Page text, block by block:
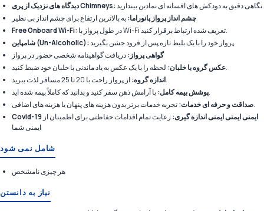
دیدگاه های نزدیک از پری Chimneys:
نگاهی دقیق به دودکش های افسانه ای نمادین بیندازید.
چشم انداز پرواز پانوراما: به بالاترین ارتفاع برای چشم انداز بی نظیر
Free Onboard Wi-Fi:
در طول پرواز با Wi-Fi تعریف شده ارتباط برقرار کنید.
شامپاین (Un-Alcoholic):
پرواز خود را با یک بلیط تازه پس از فرود جشن بگیرید.
گواهی پرواز: دریافت گواهینامه شخصی حضور در پرواز
عکس گروه با خلبان:لحظه را با یک عکس به یاد ماندنی با خلبان خود ضبط کنید.
اندازه گروه:از پرواز راحت با 20 تا 25 مسافر لذت ببرید.
پوشش بیمه کامل:با آرامش ذهن سفر کنید و بدانید که کاملاً بیمه شده اید.
صداقت و حرفه ای خدمات:تجربه خدمات برتر بدون هزینه های پنهان یا هزینه های اضافی.
Covid-19 ایمنی ایمنی ایمنی اندازه گیری: رعایت تمام اقدامات حفاظتی برای اطمینان از
ایمنی شما
شامل نمی شود
هر چیزی نامشخص
نیاز به دانستن